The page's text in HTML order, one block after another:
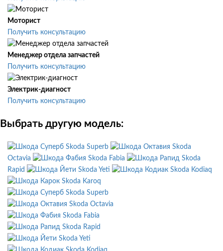
Моторист
Получить консультацию
Менеджер отдела запчастей
Получить консультацию
Электрик-диагност
Получить консультацию
Выбрать другую модель:
Skoda Superb
Skoda
Octavia
Skoda Fabia
Skoda
Rapid
Skoda Yeti
Skoda Kodiaq
Skoda Karoq
Skoda Superb
Skoda Octavia
Skoda Fabia
Skoda Rapid
Skoda Yeti